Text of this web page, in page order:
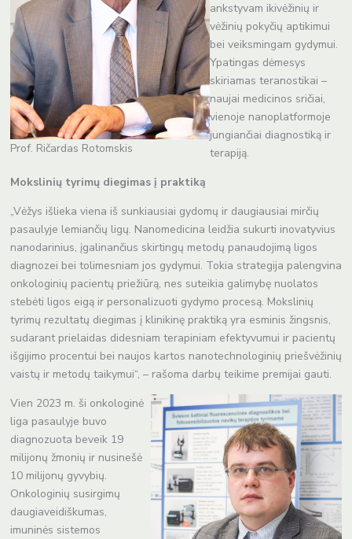
Prof. Ričardas Rotomskis
ankstyvam ikivėžinių ir
vėžinių pokyčių aptikimui
bei veiksmingam gydymui.
Ypatingas dėmesys
skiriamas teranostikai –
naujai medicinos sričiai,
vienoje nanoplatformoje
jungiančiai diagnostiką ir
terapiją.
Mokslinių tyrimų diegimas į praktiką
„Vėžys išlieka viena iš sunkiausiai gydomų ir daugiausiai mirčių
pasaulyje lemiančių ligų. Nanomedicina leidžia sukurti inovatyvius
nanodarinius, įgalinančius skirtingų metodų panaudojimą ligos
diagnozei bei tolimesniam jos gydymui. Tokia strategija palengvina
onkologinių pacientų priežiūrą, nes suteikia galimybę nuolatos
stebėti ligos eigą ir personalizuoti gydymo procesą. Mokslinių
tyrimų rezultatų diegimas į klinikinę praktiką yra esminis žingsnis,
sudarant prielaidas didesniam terapiniam efektyvumui ir pacientų
išgijimo procentui bei naujos kartos nanotechnologinių priešvėžinių
vaistų ir metodų taikymui“, – rašoma darbų teikime premijai gauti.
Vien 2023 m. ši onkologinė
liga pasaulyje buvo
diagnozuota beveik 19
milijonų žmonių ir nusinešė
10 milijonų gyvybių.
Onkologinių susirgimų
daugiaveidiškumas,
imuninės sistemos